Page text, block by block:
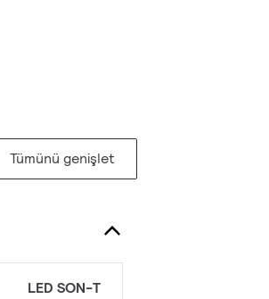
Tümünü genişlet
LED SON-T